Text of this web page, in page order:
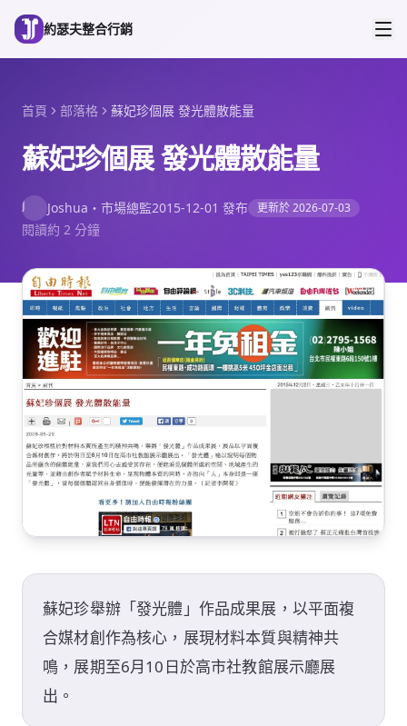
跳到主要內容
約瑟夫整合行銷
首頁 部落格 蘇妃珍個展 發光體散能量
蘇妃珍個展 發光體散能量
J Joshua ・ 市場總監2015-12-01 發布 更新於2026-07-03
閱讀約 2 分鐘
蘇妃珍舉辦「發光體」作品成果展，以平面複
合媒材創作為核心，展現材料本質與精神共
鳴，展期至6月10日於高市社教館展示廳展
出。